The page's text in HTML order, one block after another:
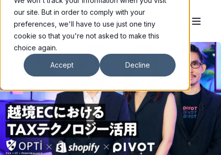
our site. But in order to comply with your
preferences, we'll have to use just one tiny
cookie so that you're not asked to make this
choice again.
Accept Decline